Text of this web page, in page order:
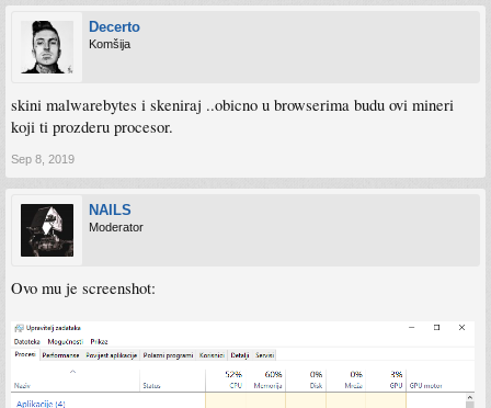
Decerto
Komšija
skini malwarebytes i skeniraj ..obicno u browserima budu ovi mineri
koji ti prozderu procesor.
Sep 8, 2019
NAILS
Moderator
Ovo mu je screenshot: